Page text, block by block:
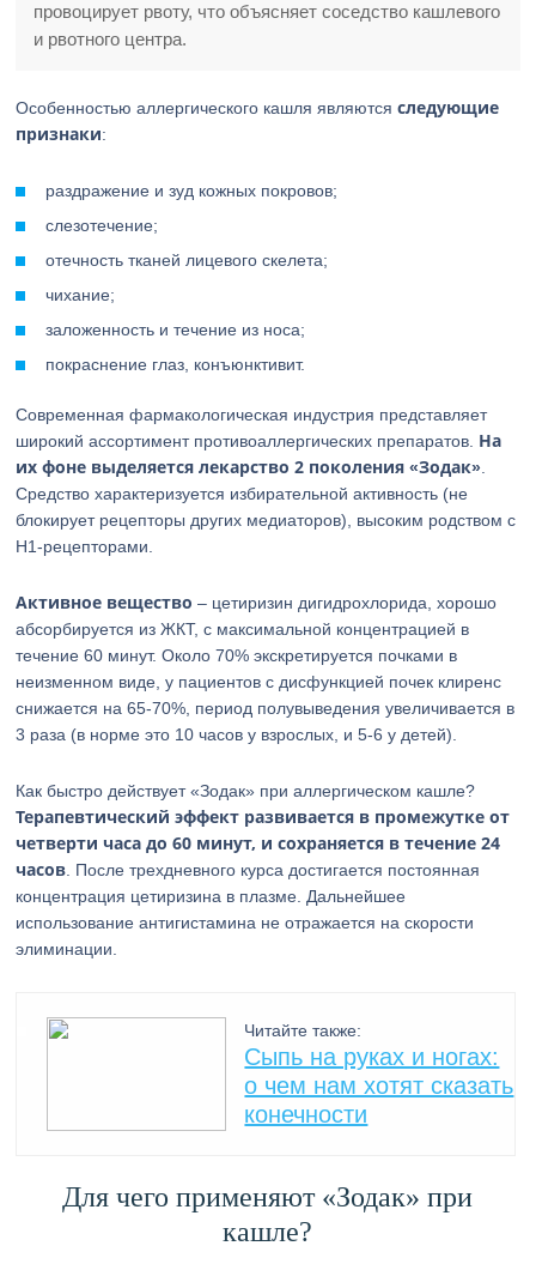
провоцирует рвоту, что объясняет соседство кашлевого
и рвотного центра.
Особенностью аллергического кашля являютсяследующие
признаки:
раздражение и зуд кожных покровов;
слезотечение;
отечность тканей лицевого скелета;
чихание;
заложенность и течение из носа;
покраснение глаз, конъюнктивит.
Современная фармакологическая индустрия представляет
широкий ассортимент противоаллергических препаратов. На
их фоне выделяется лекарство 2 поколения «Зодак»
Средство характеризуется избирательной активность (не
блокирует рецепторы других медиаторов), высоким родством с
Н1-рецепторами.
Активное вещество – цетиризин дигидрохлорида, хорошо
абсорбируется из ЖКТ, с максимальной концентрацией в
течение 60 минут. Около 70% экскретируется почками в
неизменном виде, у пациентов с дисфункцией почек клиренс
снижается на 65-70%, период полувыведения увеличивается в
3 раза (в норме это 10 часов у взрослых, и 5-6 у детей).
Как быстро действует «Зодак» при аллергическом кашле?
Терапевтический эффект развивается в промежутке от
четверти часа до 60 минут, и сохраняется в течение 24
часов . После трехдневного курса достигается постоянная
концентрация цетиризина в плазме. Дальнейшее
использование антигистамина не отражается на скорости
элиминации.
Читайте также:
Сыпь на руках и ногах:
о чем нам хотят сказать
конечности
Для чего применяют «Зодак» при
кашле?